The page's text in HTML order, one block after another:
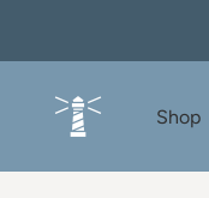
Shop
60garnernord.se